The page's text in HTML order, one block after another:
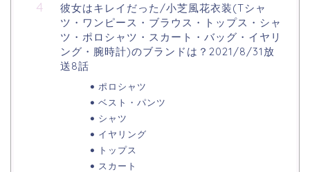
彼女はキレイだった/小芝風花衣装(Tシャ
ツ・ワンピース・ブラウス・トップス・シャ
ツ・ポロシャツ・スカート・バッグ・イヤリ
ング・腕時計)のブランドは？2021/8/31放
送8話
ポロシャツ
ベスト・パンツ
シャツ
イヤリング
トップス
スカート